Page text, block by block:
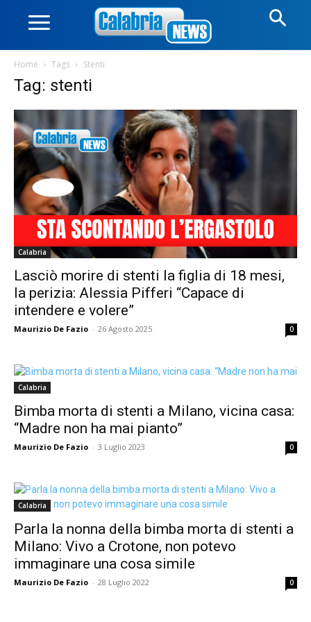
Home Tags Stenti
Tag: stenti
Calabria
Lasciò morire di stenti la figlia di 18 mesi,
la perizia: Alessia Pifferi “Capace di
intendere e volere”
Maurizio De Fazio - 26 Agosto 2025 0
Calabria
Bimba morta di stenti a Milano, vicina casa:
“Madre non ha mai pianto”
Maurizio De Fazio - 3 Luglio 2023 0
Calabria
Parla la nonna della bimba morta di stenti a
Milano: Vivo a Crotone, non potevo
immaginare una cosa simile
Maurizio De Fazio - 28 Luglio 2022 0